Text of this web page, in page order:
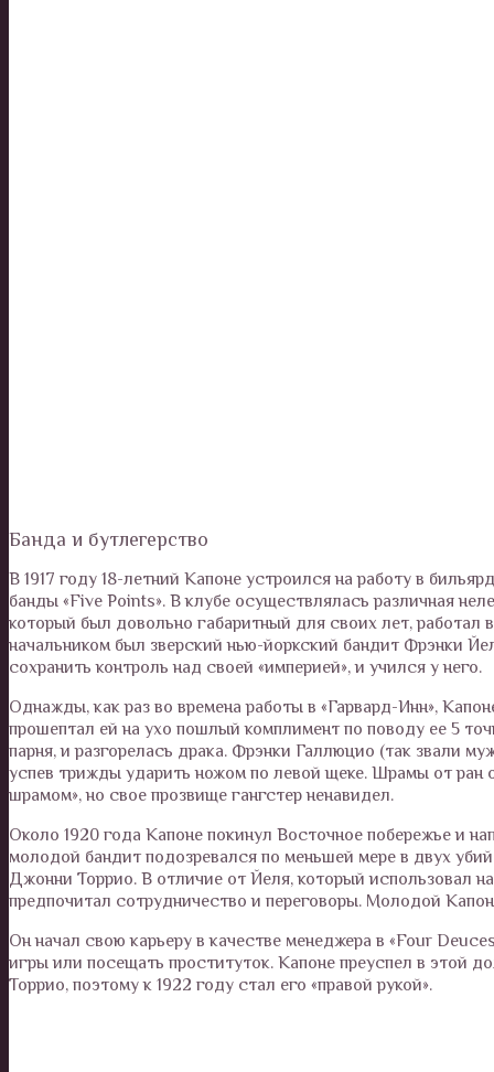
Банда и бутлегерство
В 1917 году 18-летний Капоне устроился на работу в
банды «Five Points». В клубе осуществлялась различная
который был довольно габаритный для своих лет, работал
начальником был зверский нью-йоркский бандит Фрэнки
сохранить контроль над своей «империей», и учился у него.
Однажды, как раз во времена работы в «Гарвард-Инн»,
прошептал ей на ухо пошлый комплимент по поводу ее 5
парня, и разгорелась драка. Фрэнки Галлюцио (так звали
успев трижды ударить ножом по левой щеке. Шрамы от ран
шрамом», но свое прозвище гангстер ненавидел.
Около 1920 года Капоне покинул Восточное побережье и
молодой бандит подозревался по меньшей мере в двух
Джонни Торрио. В отличие от Йеля, который использовал
предпочитал сотрудничество и переговоры. Молодой
Он начал свою карьеру в качестве менеджера в «Four
игры или посещать проституток. Капоне преуспел в этой
Торрио, поэтому к 1922 году стал его «правой рукой».